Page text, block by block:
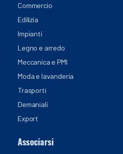
Commercio
Edilizia
Impianti
Legno e arredo
Meccanica e PMI
Moda e lavanderia
Trasporti
Demaniali
Export
Associarsi